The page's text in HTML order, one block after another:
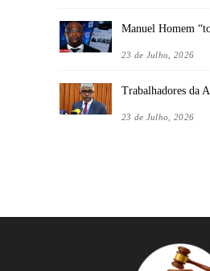
Manuel Homem
23 de Julho, 2026
Trabalhadores da
23 de Julho, 2026